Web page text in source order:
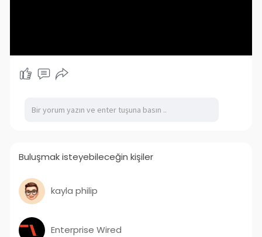
Buluşmak isteyebileceğin kişiler
kayla philip
Enterprise Wired